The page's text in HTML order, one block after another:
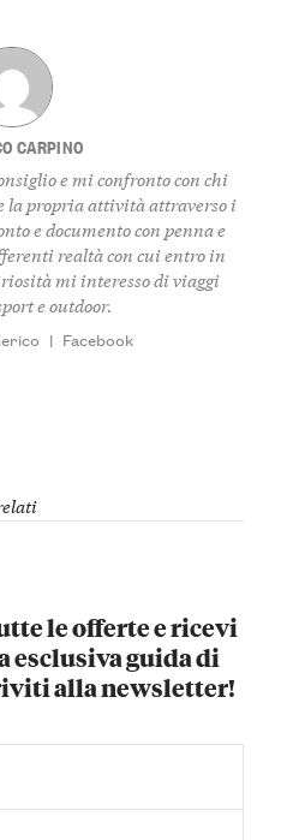
CARPINO
e mi confronto con chi
la propria attività attraverso i
e documento con penna e
realtà con cui entro in
mi interesso di viaggi
e outdoor.
| Facebook
le offerte e ricevi
esclusiva guida di
alla newsletter!